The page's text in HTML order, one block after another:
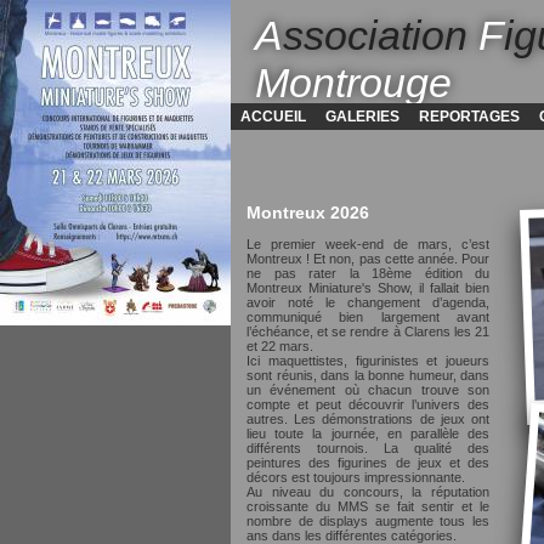
Association F
Montrouge
ACCUEIL GALERIES REPORTAGES
Montreux 2026
Le premier week-end de mars, c’est
Montreux ! Et non, pas cette année. Pour
ne pas rater la 18ème édition du
Montreux Miniature's Show, il fallait bien
avoir noté le changement d’agenda,
communiqué bien largement avant
l’échéance, et se rendre à Clarens les 21
et 22 mars.
Ici maquettistes, figurinistes et joueurs
sont réunis, dans la bonne humeur, dans
un événement où chacun trouve son
compte et peut découvrir l’univers des
autres. Les démonstrations de jeux ont
lieu toute la journée, en parallèle des
différents tournois. La qualité des
peintures des figurines de jeux et des
décors est toujours impressionnante.
Au niveau du concours, la réputation
croissante du MMS se fait sentir et le
nombre de displays augmente tous les
ans dans les différentes catégories.